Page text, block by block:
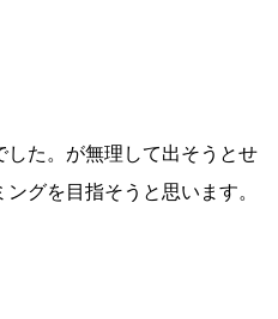
た。が無理して出そうとせ
グを目指そうと思います。